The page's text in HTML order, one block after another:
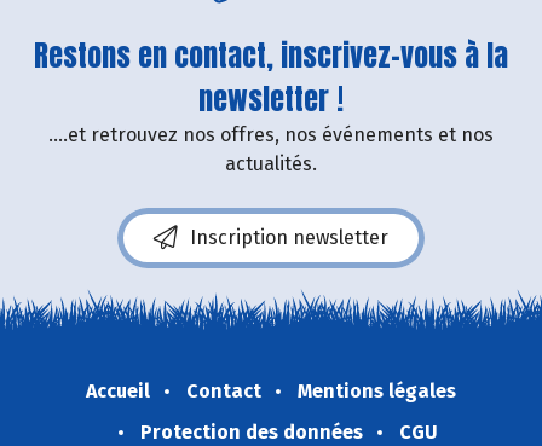
Restons en contact, inscrivez-vous à la
newsletter !
....et retrouvez nos offres, nos événements et nos
actualités.
Inscription newsletter
Accueil Contact
Mentions légales
Protection des données
CGU